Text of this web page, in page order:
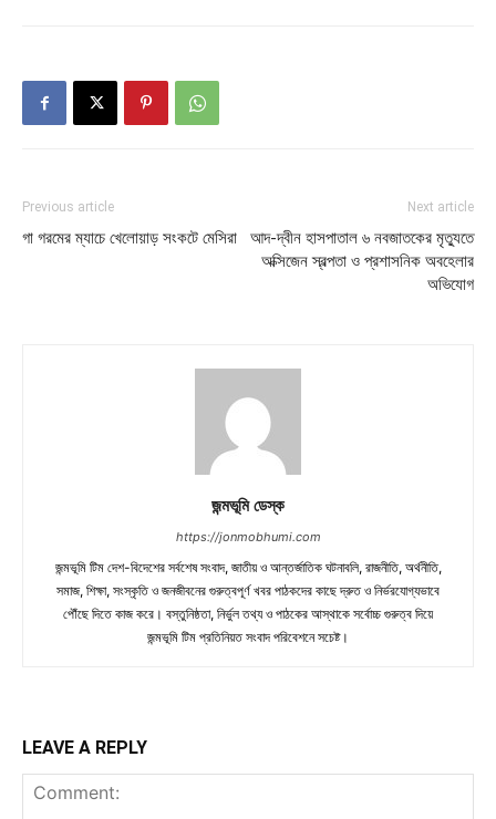
Previous article
গা গরমের ম্যাচে খেলোয়াড় সংকটে মেসিরা
Next article
আদ-দ্বীন হাসপাতাল ৬ নবজাতকের মৃত্যুতে
অক্সিজেন স্বল্পতা ও প্রশাসনিক অবহেলার
অভিযোগ
জন্মভূমি ডেস্ক
https://jonmobhumi.com
জন্মভূমি টিম দেশ-বিদেশের সর্বশেষ সংবাদ, জাতীয় ও আন্তর্জাতিক ঘটনাবলি, রাজনীতি, অর্থনীতি,
সমাজ, শিক্ষা, সংস্কৃতি ও জনজীবনের গুরুত্বপূর্ণ খবর পাঠকদের কাছে দ্রুত ও নির্ভরযোগ্যভাবে
পৌঁছে দিতে কাজ করে। বস্তুনিষ্ঠতা, নির্ভুল তথ্য ও পাঠকের আস্থাকে সর্বোচ্চ গুরুত্ব দিয়ে
জন্মভূমি টিম প্রতিনিয়ত সংবাদ পরিবেশনে সচেষ্ট।
LEAVE A REPLY